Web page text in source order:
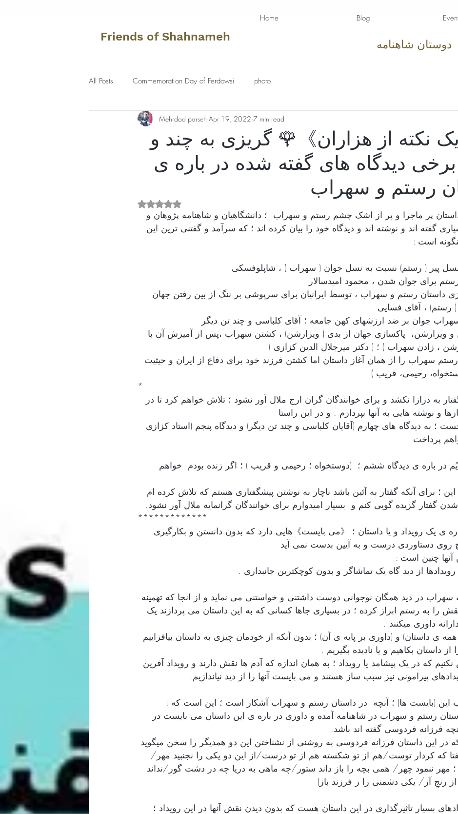
Friends of Shahnameh
Home Blog
دوستان شاهنامه
All Posts Commemoration Day of Ferdowsi photo
نکته از هزاران》🌹 گریزی به چند و
دیدگاه های گفته شده در باره ی
رستم و سهراب
Mehrdad parseh Apr 19, 2022 7 min read
Rated NaN out of 5 stars.
پر ماجرا و پر از اشک چشم رستم و سهراب  ؛ دانشگاهیان و شاهنامه پژوهان و
گفته اند و نوشته اند و دیدگاه خود را بیان کرده اند ؛ که سرآمد و گفتنی ترین این
است :
داستان رستم و سهراب ، توسط ایرانیان برای سرپوشی بر ننگ از بین رفتن جهان
( رستم) ، آقای فسایی
و ویزارشن،  پاکسازی جهان از بدی ( ویزارشن) ، کشتن سهراب ،پس از آمیزش آن با
، زادن سهراب ) ؛ ( دکتر میرجلال الدین کزازی )
سهراب را از همان آغاز داستان اما کشتن فرزند خود برای دفاع از ایران و حیثیت
رحیمی، قریب )
*
به درازا نکشد و برای خوانندگان گران ارج ملال آور نشود ؛ تلاش خواهم کرد تا در
و نوشته هایی به آنها بپردازم . و در این راستا
؛ به دیدگاه های چهارم (آقایان کلباسی و چند تن دیگر) و دیدگاه پنجم (استاد کزازی
پرداخت
در باره ی دیدگاه ششم ؛  (دوستخواه ؛ رحیمی و قریب ) ؛ اگر زنده بودم  خواهم
؛ برای آنکه گفتار به آئین باشد ناچار به نوشتن پیشگفتاری هستم که تلاش کرده ام
گفتار گزیده گویی کنم و  بسیار امیدوارم برای خوانندگان گرانمایه ملال آور نشود.
*************
ی یک رویداد و یا داستان ؛ 《می بایست》هایی دارد که بدون دانستن و بکارگیری
روی دستاوردی درست و به آیین بدست نمی آید
آنها چنین است :
سهراب در دید همگان نوجوانی دوست داشتنی و خواستنی می نماید و از انجا که تهمینه
به رستم ابراز کرده ؛ در بسیاری جاها کسانی که به این داستان می پردازند یک
داوری میکنند .
همه ی داستان) و (داوری بر پایه ی آن) ؛ بدون آنکه از خودمان چیزی به داستان بیافزاییم
از داستان بکاهیم و یا نادیده بگیریم .
که در یک پیشامد یا رویداد ؛ به همان اندازه که آدم ها نقش دارند و رویداد آفرین
پیرامونی نیز سبب ساز هستند و می بایست آنها را از دید نیاندازیم.
این (بایست ها) ؛ آنچه  در داستان رستم و سهراب آشکار است ؛ این است که :
رستم و سهراب در شاهنامه آمده و داوری در باره ی این داستان می بایست در
فرزانه فردوسی گفته اند باشد.
در این داستان فرزانه فردوسی به روشنی از نشناختن این دو همدیگر را سخن میگوید
که کردار توست/هم از تو شکسته هم از تو درست/از این دو یکی را نجنبید مهر/
؛ مهر ننمود چهر/ همی بچه را باز داند ستور/چه ماهی به دریا چه در دشت گور/نداند
رنجِ آز/ یکی دشمنی را ز فرزند باز)
بسیار تاثیرگذاری در این داستان هست که بدون دیدن نقش آنها در این رویداد ؛